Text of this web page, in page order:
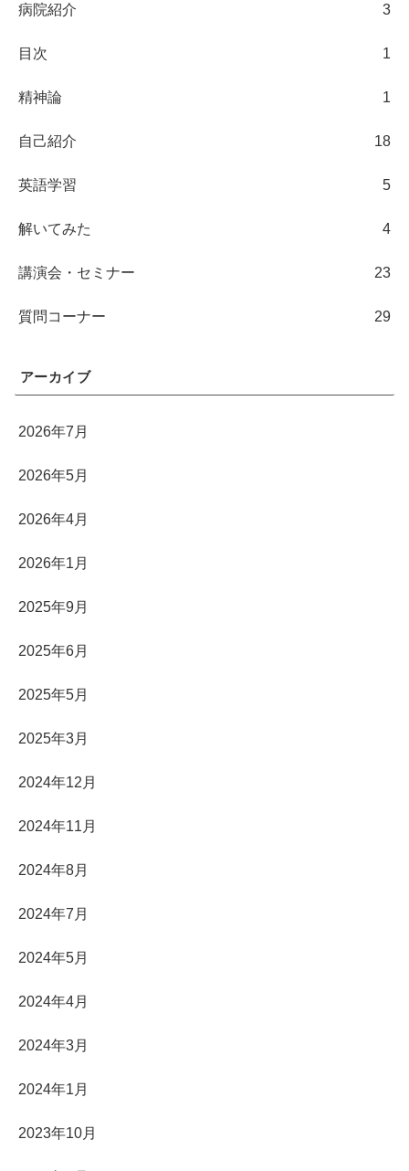
病院紹介 3
目次 1
精神論 1
自己紹介 18
英語学習 5
解いてみた 4
講演会・セミナー 23
質問コーナー 29
アーカイブ
2026年7月
2026年5月
2026年4月
2026年1月
2025年9月
2025年6月
2025年5月
2025年3月
2024年12月
2024年11月
2024年8月
2024年7月
2024年5月
2024年4月
2024年3月
2024年1月
2023年10月